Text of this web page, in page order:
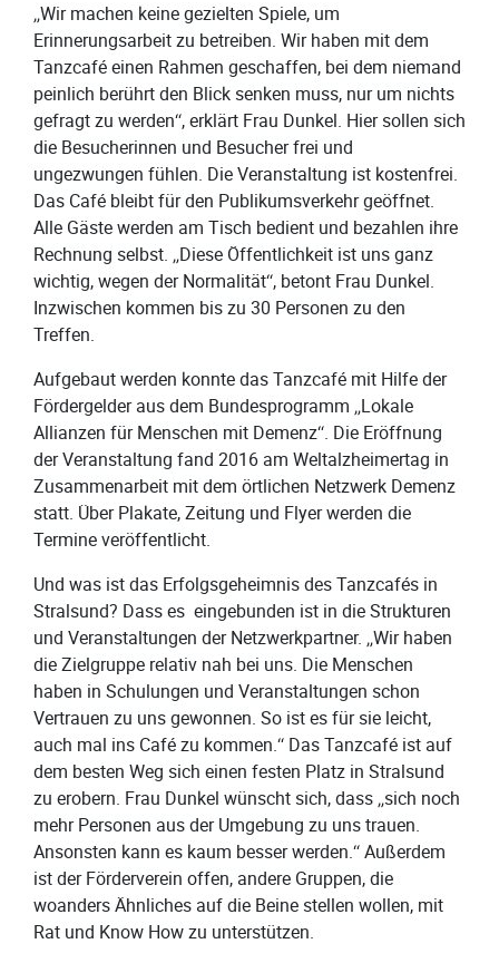
„Wir machen keine gezielten Spiele, um
Erinnerungsarbeit zu betreiben. Wir haben mit dem
Tanzcafé einen Rahmen geschaffen, bei dem niemand
peinlich berührt den Blick senken muss, nur um nichts
gefragt zu werden“, erklärt Frau Dunkel. Hier sollen sich
die Besucherinnen und Besucher frei und
ungezwungen fühlen. Die Veranstaltung ist kostenfrei.
Das Café bleibt für den Publikumsverkehr geöffnet.
Alle Gäste werden am Tisch bedient und bezahlen ihre
Rechnung selbst. „Diese Öffentlichkeit ist uns ganz
wichtig, wegen der Normalität“, betont Frau Dunkel.
Inzwischen kommen bis zu 30 Personen zu den
Treffen.
Aufgebaut werden konnte das Tanzcafé mit Hilfe der
Fördergelder aus dem Bundesprogramm „Lokale
Allianzen für Menschen mit Demenz“. Die Eröffnung
der Veranstaltung fand 2016 am Weltalzheimertag in
Zusammenarbeit mit dem örtlichen Netzwerk Demenz
statt. Über Plakate, Zeitung und Flyer werden die
Termine veröffentlicht.
Und was ist das Erfolgsgeheimnis des Tanzcafés in
Stralsund? Dass es eingebunden ist in die Strukturen
und Veranstaltungen der Netzwerkpartner. „Wir haben
die Zielgruppe relativ nah bei uns. Die Menschen
haben in Schulungen und Veranstaltungen schon
Vertrauen zu uns gewonnen. So ist es für sie leicht,
auch mal ins Café zu kommen.“ Das Tanzcafé ist auf
dem besten Weg sich einen festen Platz in Stralsund
zu erobern. Frau Dunkel wünscht sich, dass „sich noch
mehr Personen aus der Umgebung zu uns trauen.
Ansonsten kann es kaum besser werden.“ Außerdem
ist der Förderverein offen, andere Gruppen, die
woanders Ähnliches auf die Beine stellen wollen, mit
Rat und Know How zu unterstützen.